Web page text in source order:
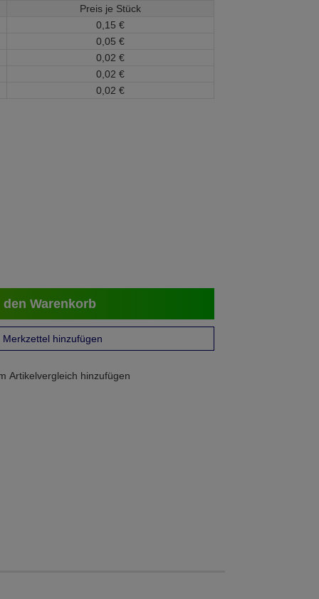
Preis je Stück
0, 15 €
0, 05 €
0, 02 €
0, 02 €
0, 02 €
den Warenkorb
Merkzettel hinzufügen
Artikelvergleich hinzufügen